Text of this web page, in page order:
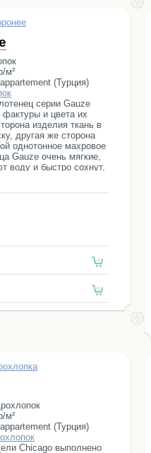
м²
(Турция)
серии Gauze
фактуры и цвета их
изделия ткань в
другая же сторона
однотонное махровое
Gauze очень мягкие,
воду и быстро сохнут,
м²
(Турция)
Chicago выполнено